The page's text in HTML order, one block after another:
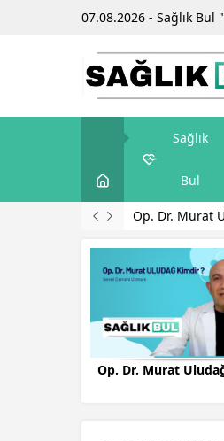
07.08.2026 - Sağlık Bul
Sağlık
Bul
Prof. Dr. Ayşen
Op. Dr. Murat